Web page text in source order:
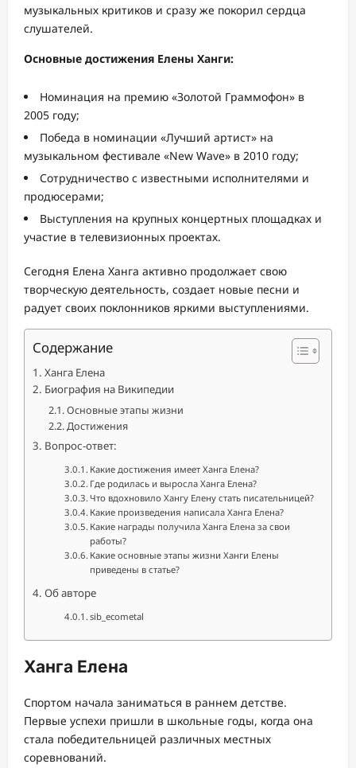
музыкальных критиков и сразу же покорил сердца
слушателей.
Основные достижения Елены Ханги:
Номинация на премию «Золотой Граммофон» в
2005 году;
Победа в номинации «Лучший артист» на
музыкальном фестивале «New Wave» в 2010 году;
Сотрудничество с известными исполнителями и
продюсерами;
Выступления на крупных концертных площадках и
участие в телевизионных проектах.
Сегодня Елена Ханга активно продолжает свою
творческую деятельность, создает новые песни и
радует своих поклонников яркими выступлениями.
Содержание
Ханга Елена
Биография на Википедии
Основные этапы жизни
Достижения
Вопрос-ответ:
Какие достижения имеет Ханга Елена?
Где родилась и выросла Ханга Елена?
Что вдохновило Хангу Елену стать писательницей?
Какие произведения написала Ханга Елена?
Какие награды получила Ханга Елена за свои
работы?
Какие основные этапы жизни Ханги Елены
приведены в статье?
Об авторе
sib_ecometal
Ханга Елена
Спортом начала заниматься в раннем детстве.
Первые успехи пришли в школьные годы, когда она
стала победительницей различных местных
соревнований.